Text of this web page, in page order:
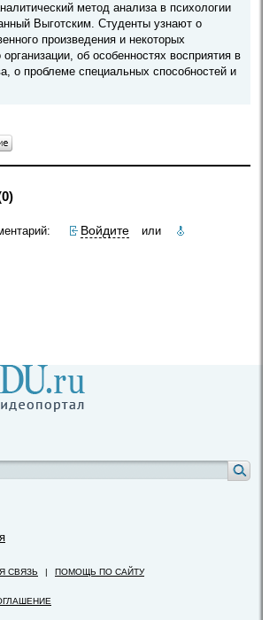
метод анализа в психологии
Выготским. Студенты узнают о
произведения и некоторых
организации, об особенностях восприятия в
о проблеме специальных способностей и
Войдите или
СВЯЗЬ | ПОМОЩЬ ПО САЙТУ